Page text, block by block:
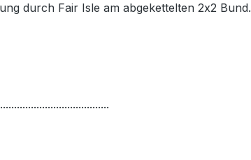
durch Fair Isle am abgekettelten 2x2 Bund.